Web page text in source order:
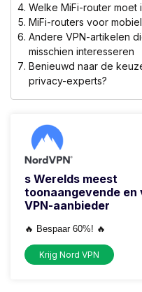
Welke MiFi-router moet
MiFi-routers voor
Andere VPN-artikelen
misschien interesseren
Benieuwd naar de
privacy-experts?
s Werelds meest
toonaangevende en
VPN-aanbieder
🔥 Bespaar 60%! 🔥
Krijg Nord VPN